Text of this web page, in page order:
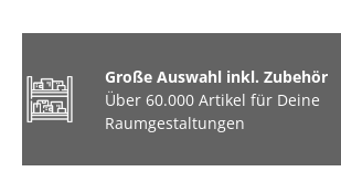
Große Auswahl inkl. Zubehör
Über 60.000 Artikel für Deine
Raumgestaltungen